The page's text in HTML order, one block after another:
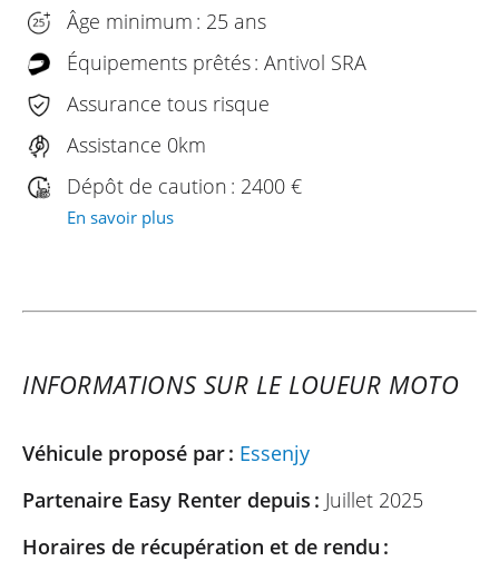
Âge minimum : 25 ans
Équipements prêtés : Antivol SRA
Assurance tous risque
Assistance 0km
Dépôt de caution : 2400 €
En savoir plus
INFORMATIONS SUR LE LOUEUR MOTO
Véhicule proposé par : Essenjy
Partenaire Easy Renter depuis : Juillet 2025
Horaires de récupération et de rendu :